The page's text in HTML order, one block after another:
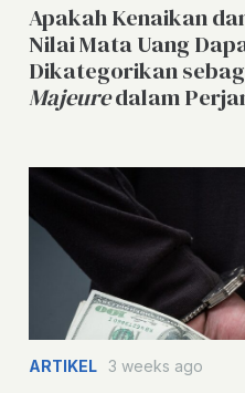
Apakah Kenaikan
Nilai Mata Uang
Dikategorikan
Majeuredalam
ARTIKEL 3 weeks ago